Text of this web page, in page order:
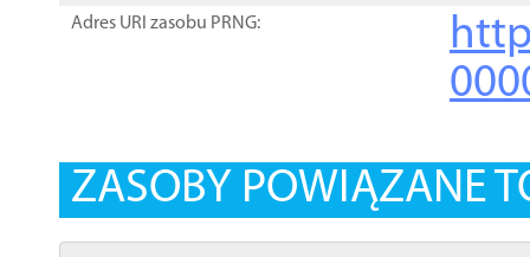
Adres URI zasobu PRNG:
ZASOBY POWIĄZANE